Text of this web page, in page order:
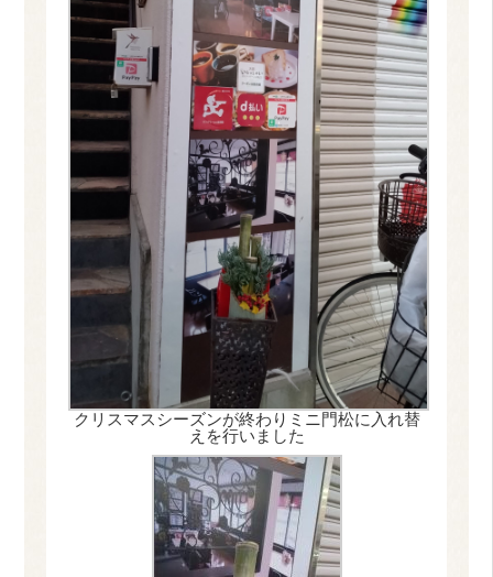
クリスマスシーズンが終わりミニ門松に入れ替
えを行いました